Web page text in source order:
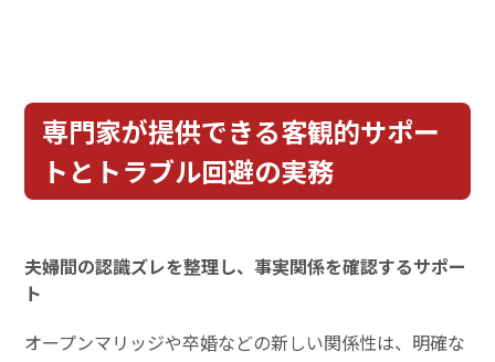
専門家が提供できる客観的サポー
トとトラブル回避の実務
夫婦間の認識ズレを整理し、事実関係を確認するサポー
ト
オープンマリッジや卒婚などの新しい関係性は、明確な